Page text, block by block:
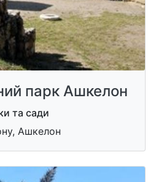
парк Ашкелон
та сади
Ашкелон